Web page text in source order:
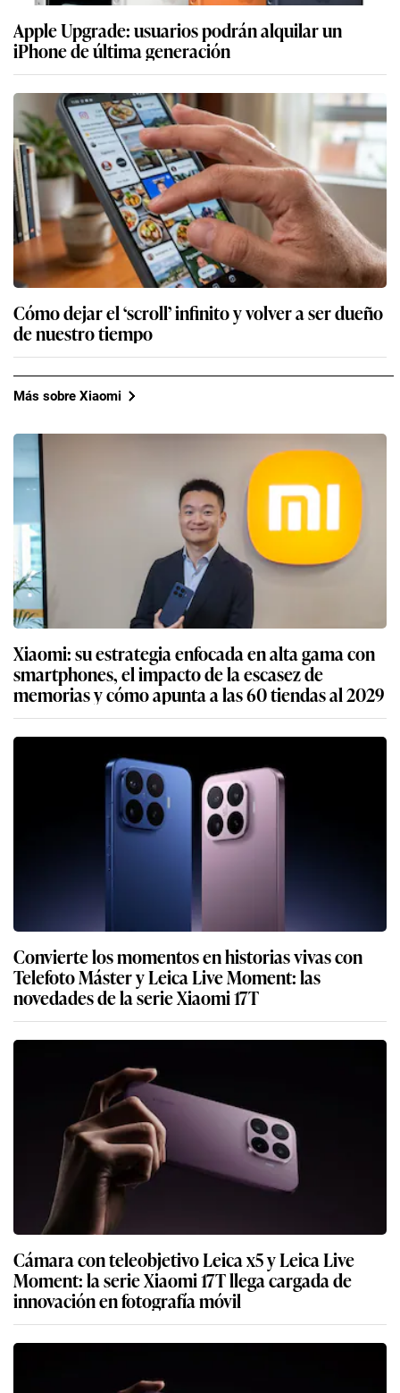
Apple Upgrade: usuarios podrán alquilar un
iPhone de última generación
Cómo dejar el ‘scroll’ infinito y volver a ser dueño
de nuestro tiempo
Más sobre Xiaomi
Xiaomi: su estrategia enfocada en alta gama con
smartphones, el impacto de la escasez de
memorias y cómo apunta a las 60 tiendas al 2029
Convierte los momentos en historias vivas con
Telefoto Máster y Leica Live Moment: las
novedades de la serie Xiaomi 17T
Cámara con teleobjetivo Leica x5 y Leica Live
Moment: la serie Xiaomi 17T llega cargada de
innovación en fotografía móvil